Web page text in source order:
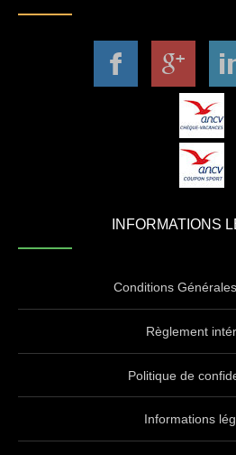
INFORMATIONS
Conditions
Règlement
Politique de
Informations